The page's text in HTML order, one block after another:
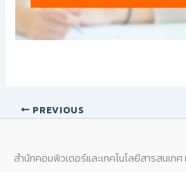
PREVIOUS
สำนักคอมพิวเตอร์และเทคโนโลยีสารสนเท